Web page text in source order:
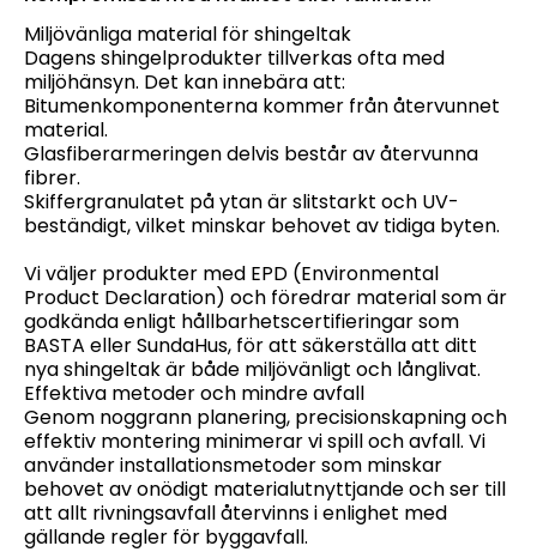
Miljövänliga material för shingeltak
Dagens shingelprodukter tillverkas ofta med
miljöhänsyn. Det kan innebära att:
Bitumenkomponenterna kommer från återvunnet
material.
Glasfiberarmeringen delvis består av återvunna
fibrer.
Skiffergranulatet på ytan är slitstarkt och UV-
beständigt, vilket minskar behovet av tidiga byten.
Vi väljer produkter med EPD (Environmental
Product Declaration) och föredrar material som är
godkända enligt hållbarhetscertifieringar som
BASTA eller SundaHus, för att säkerställa att ditt
nya shingeltak är både miljövänligt och långlivat.
Effektiva metoder och mindre avfall
Genom noggrann planering, precisionskapning och
effektiv montering minimerar vi spill och avfall. Vi
använder installationsmetoder som minskar
behovet av onödigt materialutnyttjande och ser till
att allt rivningsavfall återvinns i enlighet med
gällande regler för byggavfall.